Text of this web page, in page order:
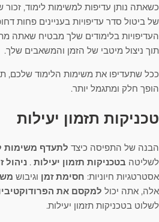
כשאתה נותן עדיפות למשימות לימוד, זכור
של ביטול סדר עדיפויות בעניינים פחות
העדיפויות בלימודים שלך מבטיח
תוך ניצול מיטבי של הזמן והמשאבים שלך.
ככל שתעדיפו את משימות הלימוד שלכם,
הופך חלק ומתגמל יותר.
טכניקות תזמון יעילות
הבנה של התפיסה כיצד לתעדף משימות
לשליטה בטכניקות תזמון יעילות . ניהול
אסטרטגיות חיוניות: חסימת זמן וגיבוש
אלה, אתה יכול למקסם את
לשלוט בטכניקות תזמון יעילות.